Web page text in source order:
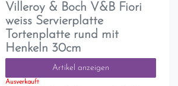
Villeroy & Boch V&B Fiori
weiss Servierplatte
Tortenplatte rund mit
Henkeln 30cm
Artikel anzeigen
Ausverkauft